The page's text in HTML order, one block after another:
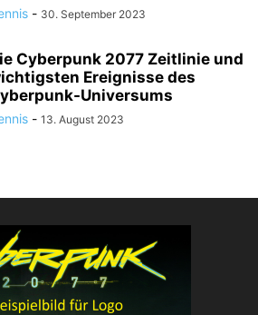
- 30. September 2023
Cyberpunk 2077 Zeitlinie und
Ereignisse des
Universums
- 13. August 2023